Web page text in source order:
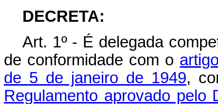
DECRETA:
Art. 1º - É delegada
de conformidade com o
de 5 de janeiro de 1949,
Regulamento aprovado pelo